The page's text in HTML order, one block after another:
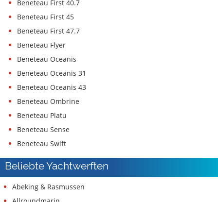
Beneteau First 40.7
Beneteau First 45
Beneteau First 47.7
Beneteau Flyer
Beneteau Oceanis
Beneteau Oceanis 31
Beneteau Oceanis 43
Beneteau Ombrine
Beneteau Platu
Beneteau Sense
Beneteau Swift
Beliebte Yachtwerften
Abeking & Rasmussen